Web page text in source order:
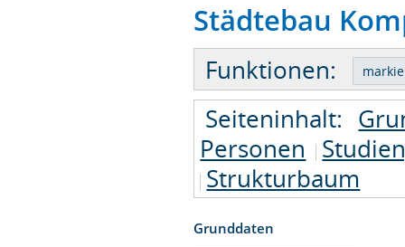
Städtebau
Funktionen:
Seiteninhalt:
Personen
Strukturbaum
Grunddaten